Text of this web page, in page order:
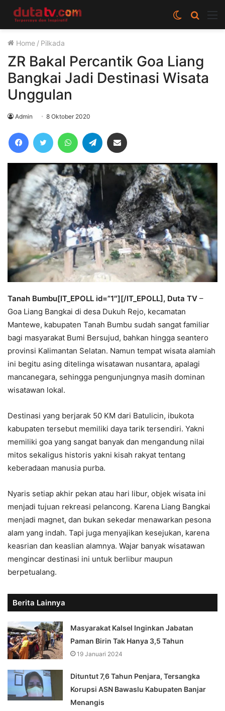
Cari
berita
Switch
skin
Home / Pilkada
ZR Bakal Percantik Goa Liang
Bangkai Jadi Destinasi Wisata
Unggulan
Admin 8 Oktober 2020
FacebookTwitter WhatsAppTelegram
Tanah Bumbu[IT_EPOLL id=”1″][/IT_EPOLL], Duta TV –
Goa Liang Bangkai di desa Dukuh Rejo, kecamatan
Mantewe, kabupaten Tanah Bumbu sudah sangat familiar
bagi masyarakat Bumi Bersujud, bahkan hingga seantero
provinsi Kalimantan Selatan. Namun tempat wisata alamiah
ini begitu asing ditelinga wisatawan nusantara, apalagi
mancanegara, sehingga pengunjungnya masih dominan
wisatawan lokal.
Destinasi yang berjarak 50 KM dari Batulicin, ibukota
kabupaten tersebut memiliki daya tarik tersendiri. Yakni
memiliki goa yang sangat banyak dan mengandung nilai
mitos sekaligus historis yakni kisah rakyat tentang
keberadaan manusia purba.
Nyaris setiap akhir pekan atau hari libur, objek wisata ini
menjadi tujuan rekreasi pelancong. Karena Liang Bangkai
menjadi magnet, dan bukan sekedar menawarkan pesona
alam yang indah. Tapi juga menyajikan kesejukan, karena
keasrian dan keaslian alamnya. Wajar banyak wisatawan
mengincar destinasi ini untuk berlibur maupun
berpetualang.
Berita Lainnya
Masyarakat Kalsel Inginkan Jabatan
Paman Birin Tak Hanya 3,5 Tahun
19 Januari 2024
Dituntut 7,6 Tahun Penjara, Tersangka
Korupsi ASN Bawaslu Kabupaten Banjar
Menangis